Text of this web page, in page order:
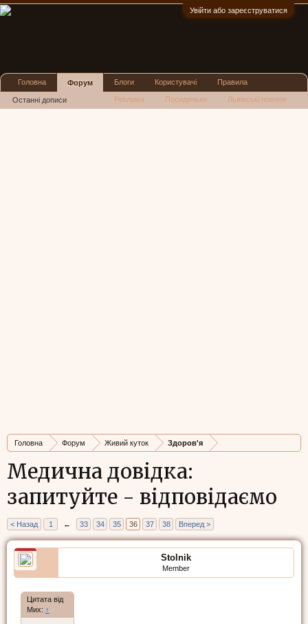
Увійти або зареєструватися
Головна Форум Живий куток Здоров'я
Медична довідка:
запитуйте - відповідаємо
< Назад 1 ← 33 34 35 36 37 38 Вперед >
Stolnik
Member
Цитата від
Мих: ↑
Головна Форум
Останні дописи
Блоги Користувачі Правила
Реклама Посиденьки Львівські новини